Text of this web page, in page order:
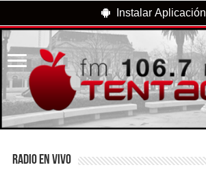
Instalar Aplicación
RADIO EN VIVO